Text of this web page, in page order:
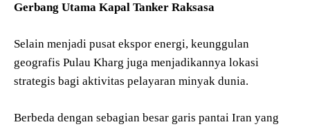
Gerbang Utama Kapal Tanker Raksasa
Selain menjadi pusat ekspor energi, keunggulan
geografis Pulau Kharg juga menjadikannya lokasi
strategis bagi aktivitas pelayaran minyak dunia.
Berbeda dengan sebagian besar garis pantai Iran yang